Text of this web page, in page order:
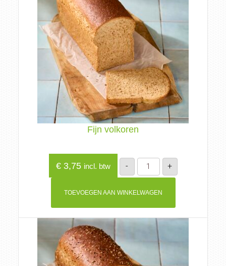
Fijn volkoren
€3,75 incl. btw -
Fijn
volkoren
aantal
+
TOEVOEGEN AAN WINKELWAGEN